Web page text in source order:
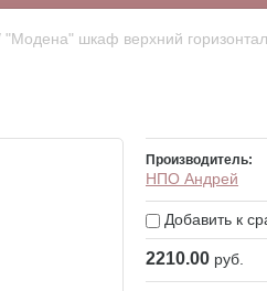
"Модена" шкаф верхний
Производитель:
НПО Андрей
Добавить к
2210.00 руб.